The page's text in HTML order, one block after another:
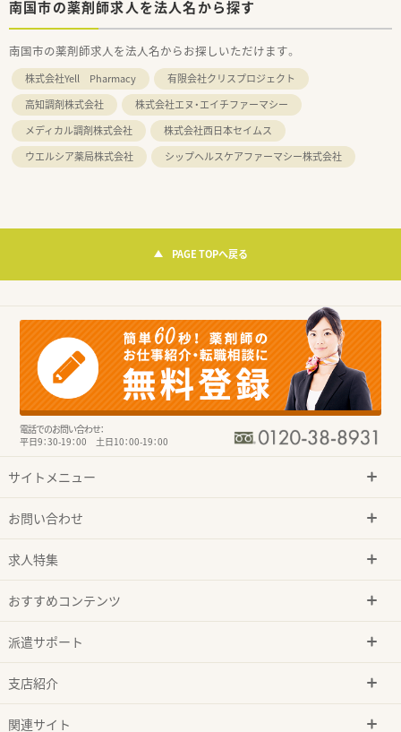
南国市の薬剤師求人を法人名から探す
南国市の薬剤師求人を法人名からお探しいただけます。
株式会社Yell Pharmacy
有限会社クリスプロジェクト
高知調剤株式会社
株式会社エヌ・エイチファーマシー
メディカル調剤株式会社
株式会社西日本セイムス
ウエルシア薬局株式会社
シップヘルスケアファーマシー株式会社
PAGE TOPへ戻る
電話でのお問い合わせ：
平日9：30-19：00 土日10：00-19：00
サイトメニュー
お問い合わせ
求人特集
おすすめコンテンツ
派遣サポート
支店紹介
関連サイト